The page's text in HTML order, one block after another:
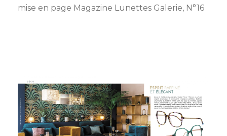
mise en page Magazine Lunettes Galerie, N°16